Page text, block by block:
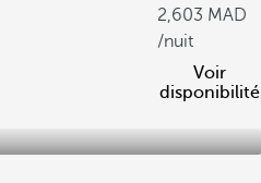
2,603
/nuit
Voir
disponibilité